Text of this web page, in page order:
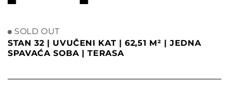
SOLD OUT
STAN 32 | UVUČENI KAT | 62,51 M² | JEDNA
SPAVAĆA SOBA | TERASA